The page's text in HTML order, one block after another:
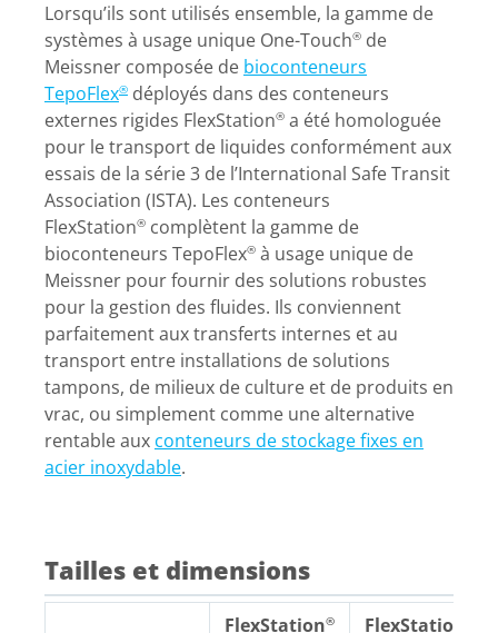
Lorsqu’ils sont utilisés ensemble, la gamme de
systèmes à usage unique One-Touch® de
Meissner composée de bioconteneurs
TepoFlex® déployés dans des conteneurs
externes rigides FlexStation® a été homologuée
pour le transport de liquides conformément aux
essais de la série 3 de l’International Safe Transit
Association (ISTA). Les conteneurs
FlexStation® complètent la gamme de
bioconteneurs TepoFlex® à usage unique de
Meissner pour fournir des solutions robustes
pour la gestion des fluides. Ils conviennent
parfaitement aux transferts internes et au
transport entre installations de solutions
tampons, de milieux de culture et de produits en
vrac, ou simplement comme une alternative
rentable aux conteneurs de stockage fixes en
acier inoxydable.
Tailles et dimensions
FlexStation® FlexStation